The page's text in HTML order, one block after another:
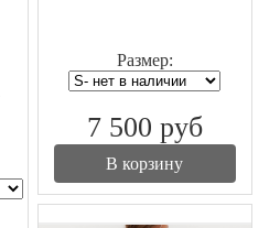
Размер:
7 500 руб
В корзину